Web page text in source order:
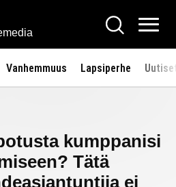
Hae
Vanhemmuus Lapsiperhe
kumppanisi
Tätä
ei